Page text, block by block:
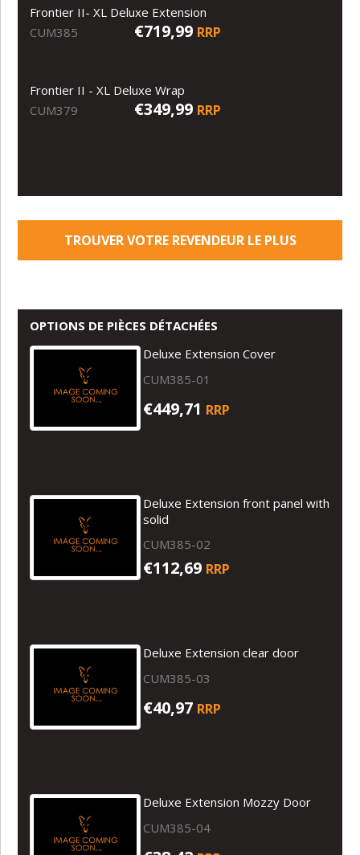
Frontier II- XL Deluxe Extension
CUM385
€719,99 RRP
Frontier II - XL Deluxe Wrap
CUM379
€349,99 RRP
TROUVER VOTRE REVENDEUR LE PLUS
OPTIONS DE PIÈCES DÉTACHÉES
Deluxe Extension Cover
CUM385-01
€449,71 RRP
Deluxe Extension front panel with
solid
CUM385-02
€112,69 RRP
Deluxe Extension clear door
CUM385-03
€40,97 RRP
Deluxe Extension Mozzy Door
CUM385-04